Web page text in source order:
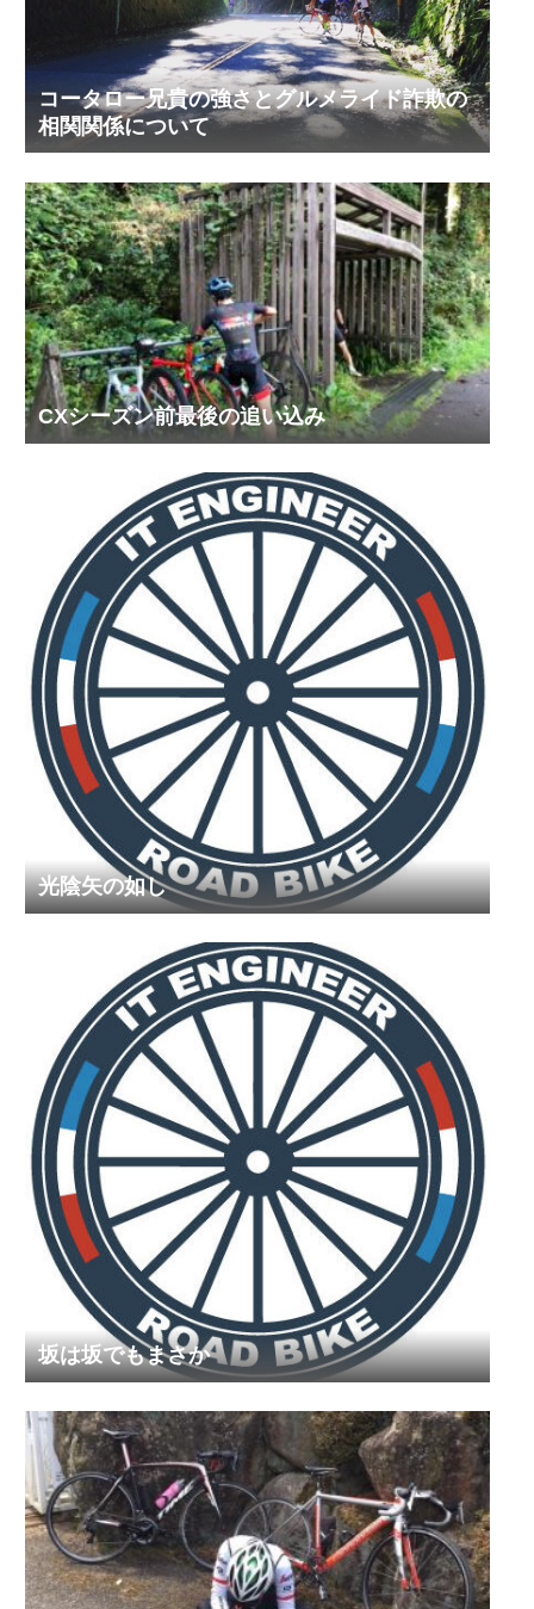
コータロー兄貴の強さとグルメライド詐欺の
相関関係について
CXシーズン前最後の追い込み
光陰矢の如し
坂は坂でもまさか